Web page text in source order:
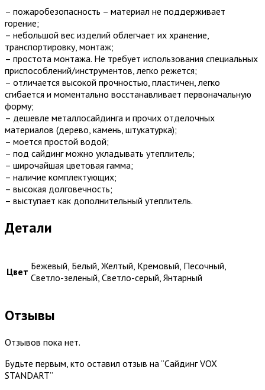
– пожаробезопасность – материал не поддерживает
горение;
– небольшой вес изделий облегчает их хранение,
транспортировку, монтаж;
– простота монтажа. Не требует использования специальных
приспособлений/инструментов, легко режется;
– отличается высокой прочностью, пластичен, легко
сгибается и моментально восстанавливает первоначальную
форму;
– дешевле металлосайдинга и прочих отделочных
материалов (дерево, камень, штукатурка);
– моется простой водой;
– под сайдинг можно укладывать утеплитель;
– широчайшая цветовая гамма;
– наличие комплектующих;
– высокая долговечность;
– выступает как дополнительный утеплитель.
Детали
Цвет Бежевый, Белый, Желтый, Кремовый, Песочный,
Светло-зеленый, Светло-серый, Янтарный
Отзывы
Отзывов пока нет.
Будьте первым, кто оставил отзыв на “Сайдинг VOX
STANDART”